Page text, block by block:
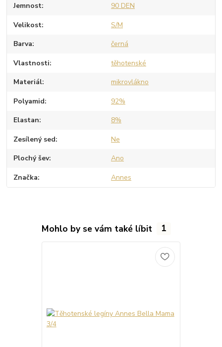
Jemnost 90 DEN
Velikost S/M
Barva černá
Vlastnosti těhotenské
Materiál mikrovlákno
Polyamid 92%
Elastan 8%
Zesílený sed Ne
Plochý šev Ano
Značka Annes
Mohlo by se vám také líbit 1